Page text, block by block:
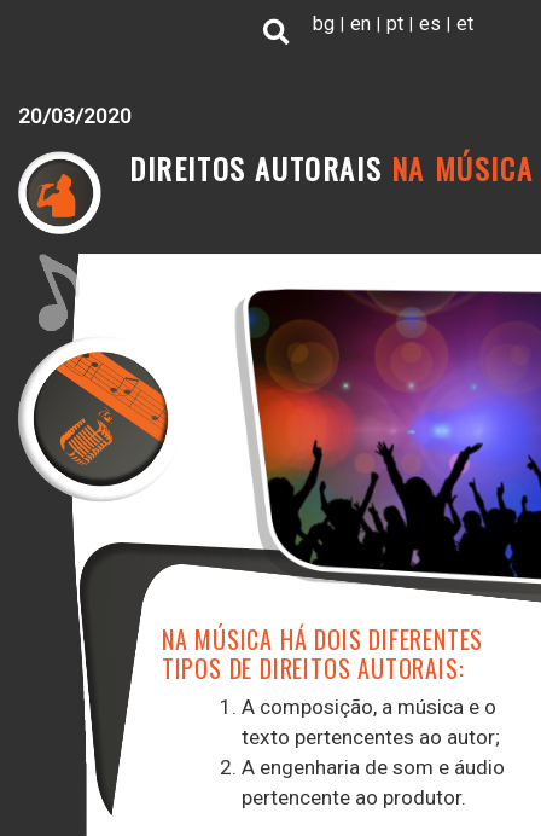
Passar
para
bg en pt es et
20/03/2020
DIREITOS AUTORAIS NA MÚSICA
NA MÚSICA HÁ DOIS DIFERENTES
TIPOS DE DIREITOS AUTORAIS:
A composição, a música e o
texto pertencentes ao autor;
A engenharia de som e áudio
pertencente ao produtor.